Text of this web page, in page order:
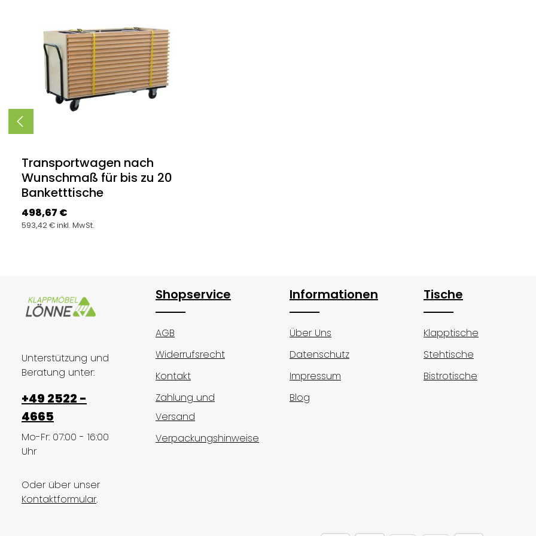
Transportwagen nach
Wunschmaß für bis zu 20
Banketttische
Regulärer Preis:
498,67 €
593,42 € inkl. MwSt.
Unterstützung und
Beratung unter:
+49 2522 -
4665
Mo-Fr: 07:00 - 16:00
Uhr
Oder über unser
Kontaktformular.
Shopservice
AGB
Widerrufsrecht
Kontakt
Zahlung und
Versand
Verpackungshinweise
Informationen
Über Uns
Datenschutz
Impressum
Blog
Tische
Klapptische
Stehtische
Bistrotische